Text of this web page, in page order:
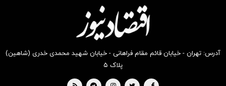
بخر !
بخر !
آدرس: تهران - خیابان قائم مقام فراهانی - خیابان شهید محمدی خدری (شاهین)
پلاک ۵